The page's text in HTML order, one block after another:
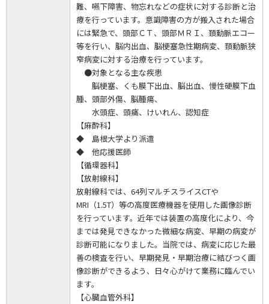
難、嚥下障害、物忘れなどの症状に対する診断と治
療を行っています。意識障害の方が搬入された場合
には緊急で、頭部ＣＴ、頭部ＭＲＩ、頚動脈エコー
等を行い、脳内出血、脳梗塞急性期病変、頚動脈狭
窄病変に対する治療を行っています。
●対象となる主な疾患
脳梗塞、くも膜下出血、脳出血、慢性硬膜下血
腫、頭部外傷、脳腫瘍、
水頭症、頭痛、けいれん、認知症
【麻酔科】
◆ 島根大学より派遣
◆ 他応援医師
【循環器科】
【放射線科】
放射線科では、64列マルチスライスCTや
MRI（1.5T）等の高度医療機器を使用した画像診断
を行っています。近年では装置の高度化により、今
までは発見できなかった微細な病変、早期の病変が
診断可能になりました。当院では、病変に応じた最
善の検査を行い、早期発見・早期治療に結びつく画
像診断ができるよう、日々心がけて業務に臨んでい
ます。
【心臓血管外科】